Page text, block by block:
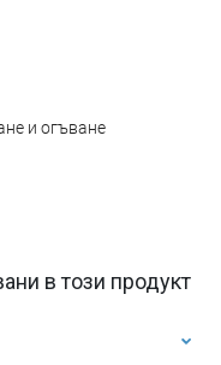
и огъване
в този продукт